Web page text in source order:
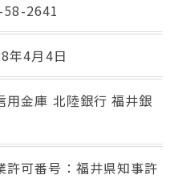
2641
年4月4日
用金庫 北陸銀行 福井銀
許可番号：福井県知事許